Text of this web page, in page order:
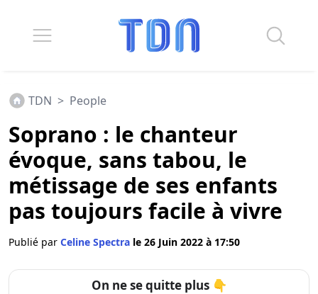
TDN > People
Soprano : le chanteur
évoque, sans tabou, le
métissage de ses enfants
pas toujours facile à vivre
Publié par Celine Spectra le 26 Juin 2022 à 17:50
On ne se quitte plus 👇